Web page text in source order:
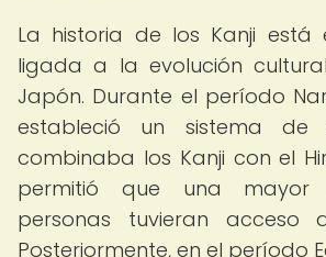
La historia de los Kanji está
ligada a la evolución
Japón. Durante el período
estableció un sistema de
combinaba los Kanji con el
permitió que una
personas tuvieran acceso
Posteriormente, en el período